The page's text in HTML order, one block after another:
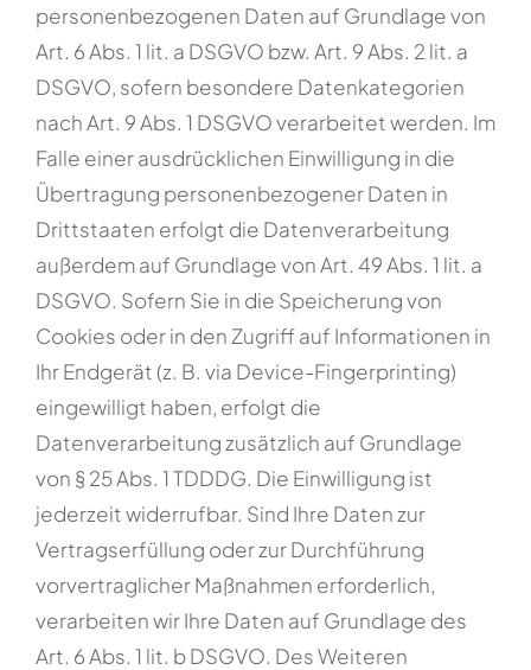
personenbezogenen Daten auf Grundlage von
Art. 6 Abs. 1 lit. a DSGVO bzw. Art. 9 Abs. 2 lit. a
DSGVO, sofern besondere Datenkategorien
nach Art. 9 Abs. 1 DSGVO verarbeitet werden. Im
Falle einer ausdrücklichen Einwilligung in die
Übertragung personenbezogener Daten in
Drittstaaten erfolgt die Datenverarbeitung
außerdem auf Grundlage von Art. 49 Abs. 1 lit. a
DSGVO. Sofern Sie in die Speicherung von
Cookies oder in den Zugriff auf Informationen in
Ihr Endgerät (z. B. via Device-Fingerprinting)
eingewilligt haben, erfolgt die
Datenverarbeitung zusätzlich auf Grundlage
von § 25 Abs. 1 TDDDG. Die Einwilligung ist
jederzeit widerrufbar. Sind Ihre Daten zur
Vertragserfüllung oder zur Durchführung
vorvertraglicher Maßnahmen erforderlich,
verarbeiten wir Ihre Daten auf Grundlage des
Art. 6 Abs. 1 lit. b DSGVO. Des Weiteren